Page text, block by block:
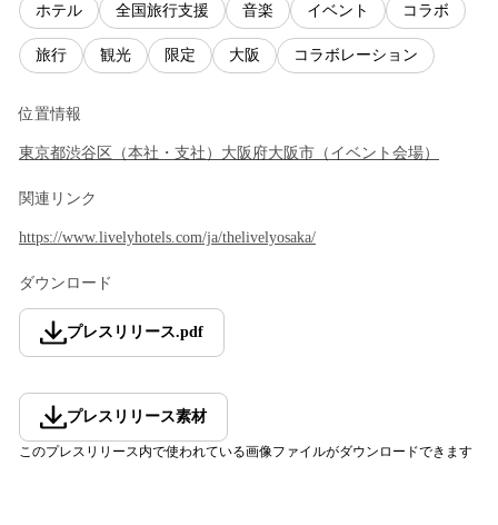
ホテル 全国旅行支援 音楽 イベント コラボ
旅行 観光 限定 大阪 コラボレーション
位置情報
東京都渋谷区 （本社・支社 ） 大阪府大阪市 （ イベント会場）
関連リンク
https://www.livelyhotels.com/ja/thelivelyosaka/
ダウンロード
プレスリリース.pdf
プレスリリース素材
このプレスリリース内で使われている画像ファイルがダウンロードできます